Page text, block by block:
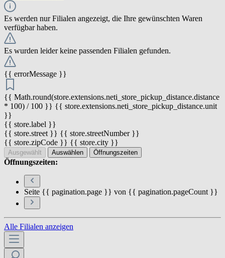
Es werden nur Filialen angezeigt, die Ihre gewünschten Waren
verfügbar haben.
Es wurden leider keine passenden Filialen gefunden.
{{ errorMessage }}
{{ Math.round(store.extensions.neti_store_pickup_distance.distance
* 100) / 100 }} {{ store.extensions.neti_store_pickup_distance.unit
}}
{{ store.label }}
{{ store.street }} {{ store.streetNumber }}
{{ store.zipCode }} {{ store.city }}
Ausgewählt Auswählen Öffnungszeiten
Öffnungszeiten:
Seite {{ pagination.page }} von {{ pagination.pageCount }}
Alle Filialen anzeigen